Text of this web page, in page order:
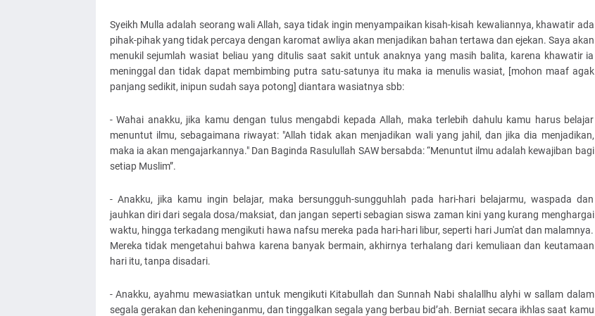
Syeikh Mulla adalah seorang wali Allah, saya tidak ingin menyampaikan kisah-kisah kewaliannya, khawatir ada
pihak-pihak yang tidak percaya dengan karomat awliya akan menjadikan bahan tertawa dan ejekan. Saya akan
menukil sejumlah wasiat beliau yang ditulis saat sakit untuk anaknya yang masih balita, karena khawatir ia
meninggal dan tidak dapat membimbing putra satu-satunya itu maka ia menulis wasiat, [mohon maaf agak
panjang sedikit, inipun sudah saya potong] diantara wasiatnya sbb:
- Wahai anakku, jika kamu dengan tulus mengabdi kepada Allah, maka terlebih dahulu kamu harus belajar
menuntut ilmu, sebagaimana riwayat: "Allah tidak akan menjadikan wali yang jahil, dan jika dia menjadikan,
maka ia akan mengajarkannya." Dan Baginda Rasulullah SAW bersabda: “Menuntut ilmu adalah kewajiban bagi
setiap Muslim”.
- Anakku, jika kamu ingin belajar, maka bersungguh-sungguhlah pada hari-hari belajarmu, waspada dan
jauhkan diri dari segala dosa/maksiat, dan jangan seperti sebagian siswa zaman kini yang kurang menghargai
waktu, hingga terkadang mengikuti hawa nafsu mereka pada hari-hari libur, seperti hari Jum'at dan malamnya.
Mereka tidak mengetahui bahwa karena banyak bermain, akhirnya terhalang dari kemuliaan dan keutamaan
hari itu, tanpa disadari.
- Anakku, ayahmu mewasiatkan untuk mengikuti Kitabullah dan Sunnah Nabi shalallhu alyhi w sallam dalam
segala gerakan dan keheninganmu, dan tinggalkan segala yang berbau bid’ah. Berniat secara ikhlas saat kamu